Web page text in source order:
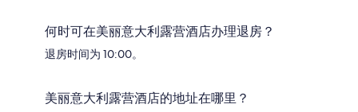
何时可在美丽意大利露营酒店办理退房？
退房时间为 10:00。
美丽意大利露营酒店的地址在哪里？